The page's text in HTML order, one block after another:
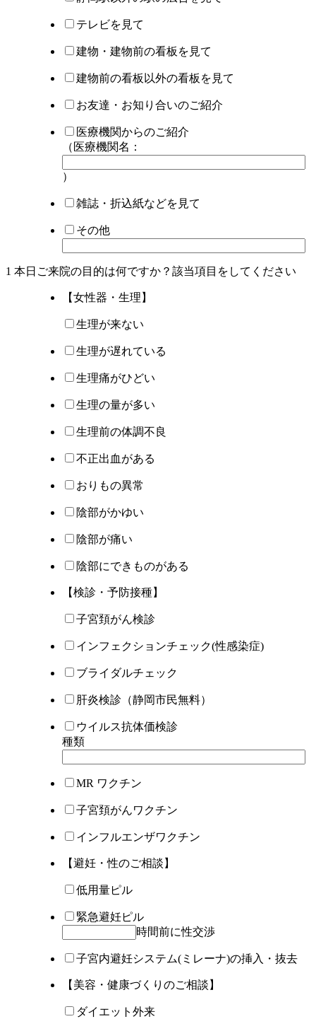
テレビを見て
建物・建物前の看板を見て
建物前の看板以外の看板を見て
お友達・お知り合いのご紹介
医療機関からのご紹介
（医療機関名：
）
雑誌・折込紙などを見て
その他
1 本日ご来院の目的は何ですか？該当項目を してください
【女性器・生理】
生理が来ない
生理が遅れている
生理痛がひどい
生理の量が多い
生理前の体調不良
不正出血がある
おりもの異常
陰部がかゆい
陰部が痛い
陰部にできものがある
【検診・予防接種】
子宮頚がん検診
インフェクションチェック(性感染症)
ブライダルチェック
肝炎検診（静岡市民無料）
ウイルス抗体価検診
種類
MR ワクチン
子宮頚がんワクチン
インフルエンザワクチン
【避妊・性のご相談】
低用量ピル
緊急避妊ピル
時間前に性交渉
子宮内避妊システム(ミレーナ)の挿入・抜去
【美容・健康づくりのご相談】
ダイエット外来